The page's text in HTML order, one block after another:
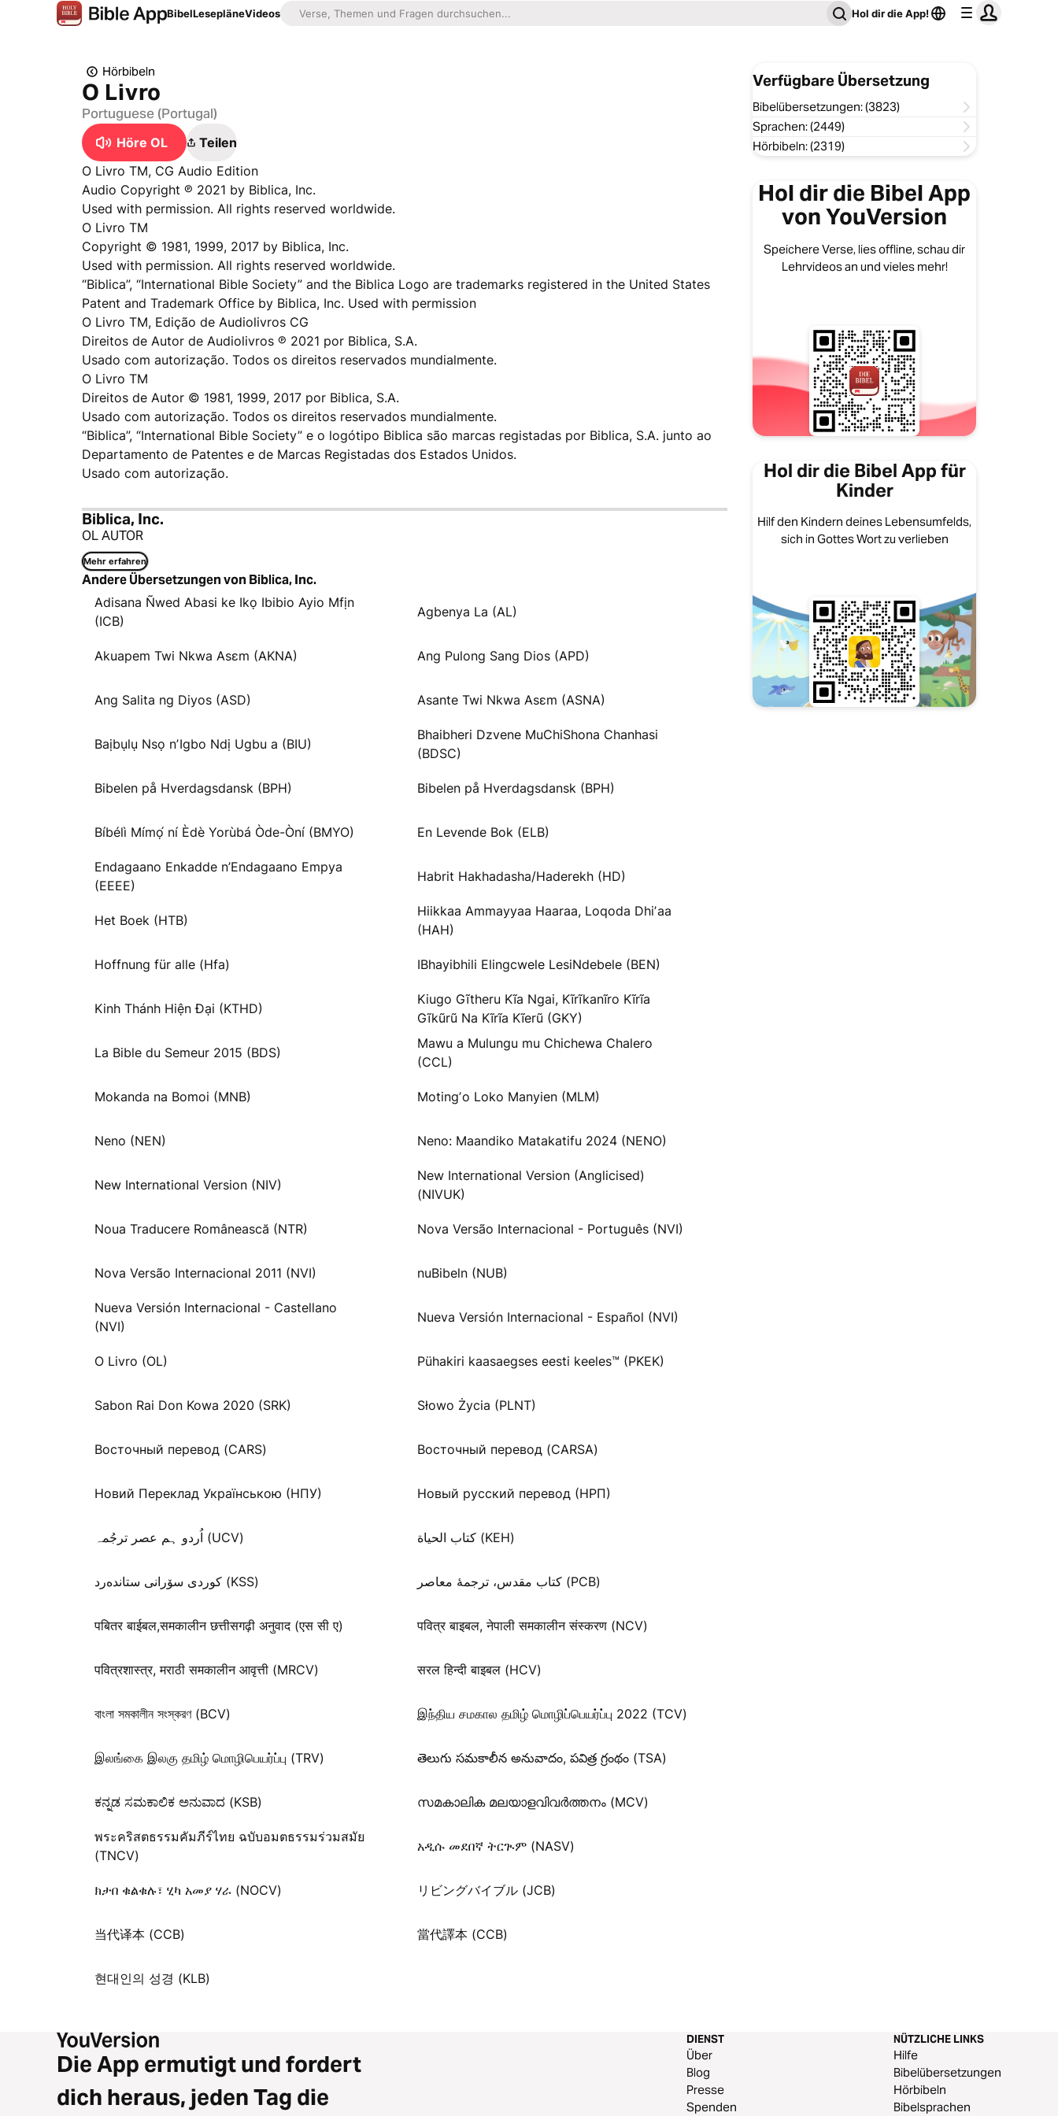
BibelLesepläneVideos Hol dir die App!
Hörbibeln
O Livro
Portuguese (Portugal)
Höre OL
Teilen
O Livro TM, CG Audio Edition
Audio Copyright ℗ 2021 by Biblica, Inc.
Used with permission. All rights reserved worldwide.
O Livro TM
Copyright © 1981, 1999, 2017 by Biblica, Inc.
Used with permission. All rights reserved worldwide.
“Biblica”, “International Bible Society” and the Biblica Logo are trademarks registered in the United States
Patent and Trademark Office by Biblica, Inc. Used with permission
O Livro TM, Edição de Audiolivros CG
Direitos de Autor de Audiolivros ℗ 2021 por Biblica, S.A.
Usado com autorização. Todos os direitos reservados mundialmente.
O Livro TM
Direitos de Autor © 1981, 1999, 2017 por Biblica, S.A.
Usado com autorização. Todos os direitos reservados mundialmente.
“Biblica”, “International Bible Society” e o logótipo Biblica são marcas registadas por Biblica, S.A. junto ao
Departamento de Patentes e de Marcas Registadas dos Estados Unidos.
Usado com autorização.
Biblica, Inc.
OL AUTOR
Mehr erfahren
Andere Übersetzungen von Biblica, Inc.
Adisana Ñwed Abasi ke Ikọ Ibibio Ayio Mfịn
(ICB)
Agbenya La (AL)
Akuapem Twi Nkwa Asɛm (AKNA) Ang Pulong Sang Dios (APD)
Ang Salita ng Diyos (ASD) Asante Twi Nkwa Asɛm (ASNA)
Baịbụlụ Nsọ nʼIgbo Ndị Ugbu a (BIU)
Bhaibheri Dzvene MuChiShona Chanhasi
(BDSC)
Bibelen på Hverdagsdansk (BPH) Bibelen på Hverdagsdansk (BPH)
Bíbélì Mímọ́ ní Èdè Yorùbá Òde-Òní (BMYO) En Levende Bok (ELB)
Endagaano Enkadde n’Endagaano Empya
(EEEE)
Habrit Hakhadasha/Haderekh (HD)
Het Boek (HTB)
Hiikkaa Ammayyaa Haaraa, Loqoda Dhiʼaa
(HAH)
Hoffnung für alle (Hfa) IBhayibhili Elingcwele LesiNdebele (BEN)
Kinh Thánh Hiện Đại (KTHD)
Kiugo Gĩtheru Kĩa Ngai, Kĩrĩkanĩro Kĩrĩa
Gĩkũrũ Na Kĩrĩa Kĩerũ (GKY)
La Bible du Semeur 2015 (BDS)
Mawu a Mulungu mu Chichewa Chalero
(CCL)
Mokanda na Bomoi (MNB) Motingʼo Loko Manyien (MLM)
Neno (NEN) Neno: Maandiko Matakatifu 2024 (NENO)
New International Version (NIV)
New International Version (Anglicised)
(NIVUK)
Noua Traducere Românească (NTR) Nova Versão Internacional - Português (NVI)
Nova Versão Internacional 2011 (NVI) nuBibeln (NUB)
Nueva Versión Internacional - Castellano
(NVI)
Nueva Versión Internacional - Español (NVI)
O Livro (OL) Pühakiri kaasaegses eesti keeles™ (PKEK)
Sabon Rai Don Kowa 2020 (SRK) Słowo Życia (PLNT)
Восточный перевод (CARS) Восточный перевод (CARSA)
Новий Переклад Українською (НПУ) Новый русский перевод (НРП)
اُردو ہم عصر ترجُمہ (UCV) كتاب الحياة (KEH)
كوردی سۆرانی ستانده‌رد (KSS) کتاب مقدس، ترجمۀ معاصر (PCB)
पबितर बाईबल,समकालीन छत्तीसगढ़ी अनुवाद (एस सी ए) पवित्र बाइबल, नेपाली समकालीन संस्करण (NCV)
पवित्रशास्त्र, मराठी समकालीन आवृत्ती (MRCV) सरल हिन्दी बाइबल (HCV)
বাংলা সমকালীন সংস্করণ (BCV) இந்திய சமகால தமிழ் மொழிப்பெயர்ப்பு 2022 (TCV)
இலங்கை இலகு தமிழ் மொழிபெயர்ப்பு (TRV) తెలుగు సమకాలీన అనువాదం, పవిత్ర గ్రంథం (TSA)
ಕನ್ನಡ ಸಮಕಾಲಿಕ ಅನುವಾದ (KSB) സമകാലിക മലയാളവിവർത്തനം (MCV)
พระคริสตธรรมคัมภีร์ไทย ฉบับอมตธรรมร่วมสมัย
(TNCV)
አዲሱ መደበኛ ትርጒም (NASV)
ክታበ ቁልቁሉ፣ ሂካ አመያ ሃራ (NOCV) リビングバイブル (JCB)
当代译本 (CCB) 當代譯本 (CCB)
현대인의 성경 (KLB)
Verfügbare Übersetzung
Bibelübersetzungen: (3823)
Sprachen: (2449)
Hörbibeln: (2319)
Hol dir die Bibel App
von YouVersion
Speichere Verse, lies offline, schau dir
Lehrvideos an und vieles mehr!
Hol dir die Bibel App für
Kinder
Hilf den Kindern deines Lebensumfelds,
sich in Gottes Wort zu verlieben
Die App ermutigt und fordert
dich heraus, jeden Tag die
DIENST
Über
Blog
Presse
Spenden
NÜTZLICHE LINKS
Hilfe
Bibelübersetzungen
Hörbibeln
Bibelsprachen